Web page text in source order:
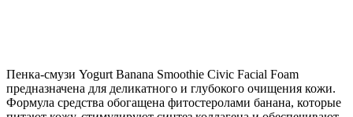
Пенка-смузи Yogurt Banana Smoothie Civic Facial Foam
предназначена для деликатного и глубокого очищения кожи.
Формула средства обогащена фитостеролами банана, которые